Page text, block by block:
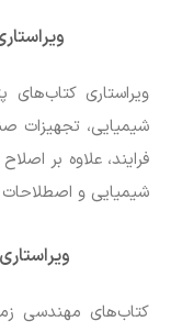
ویراستاری
شیمیایی، تجهیزات
فرایند، علاوه بر
شیمیایی و
کتاب‌های مهندسی